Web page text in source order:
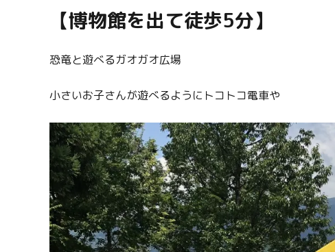
【博物館を出て徒歩5分】
恐竜と遊べるガオガオ広場
小さいお子さんが遊べるようにトコトコ電車や